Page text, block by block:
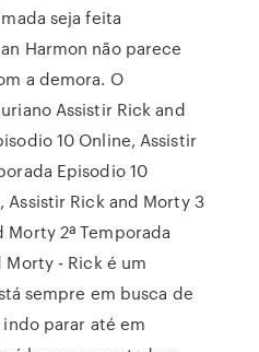
seja feita
Harmon não parece
a demora. O
Assistir Rick and
10 Online, Assistir
Episodio 10
Assistir Rick and Morty 3
2ª Temporada
Morty - Rick é um
sempre em busca de
parar até em